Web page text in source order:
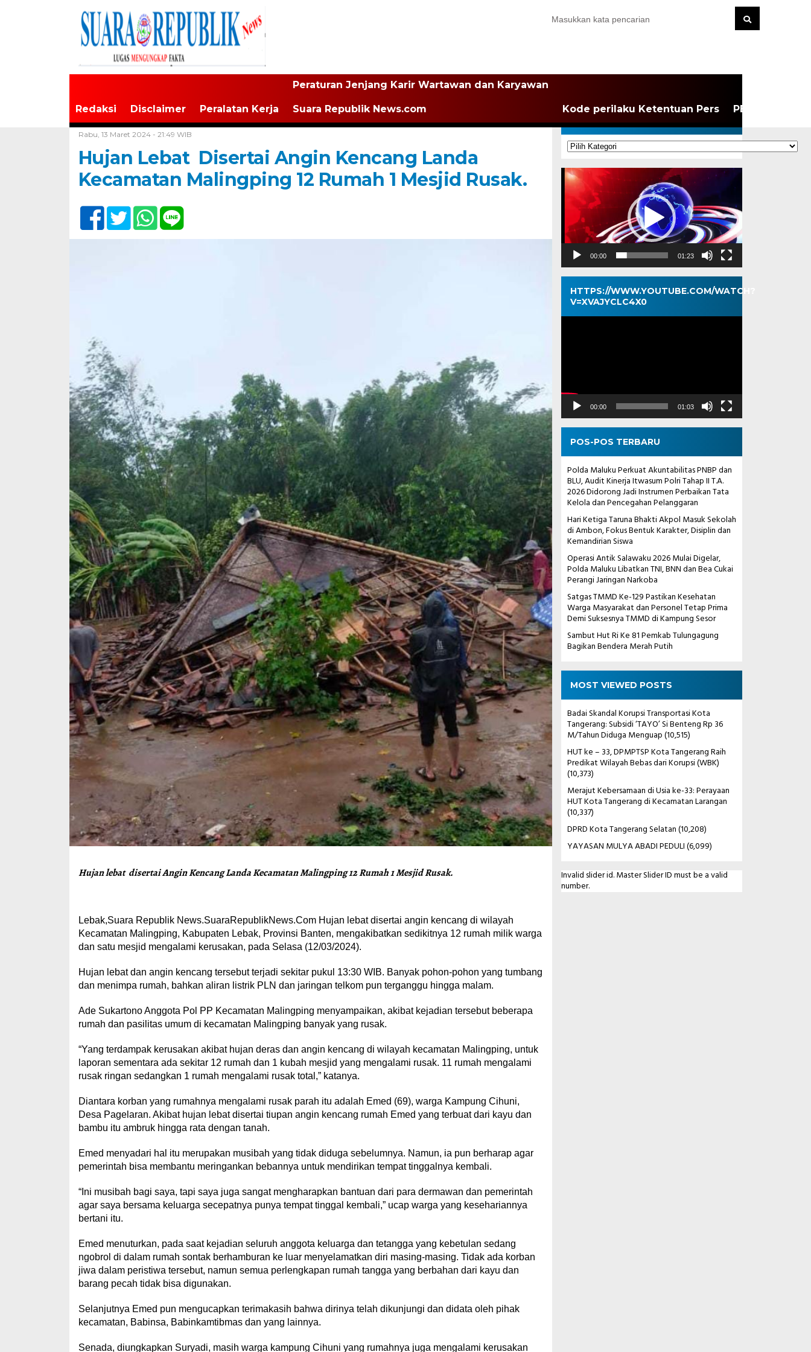
Redaksi Disclaimer Peralatan Kerja
Peraturan Jenjang Karir Wartawan dan Karyawan
Suara Republik News.com Kode perilaku Ketentuan Pers PEDOMAN
Rabu, 13 Maret 2024 - 21:49 WIB
Hujan Lebat Disertai Angin Kencang Landa
Kecamatan Malingping 12 Rumah 1 Mesjid Rusak.
Hujan lebat disertai Angin Kencang Landa Kecamatan Malingping 12 Rumah 1 Mesjid Rusak.
Lebak,Suara Republik News.SuaraRepublikNews.Com Hujan lebat disertai angin kencang di wilayah
Kecamatan Malingping, Kabupaten Lebak, Provinsi Banten, mengakibatkan sedikitnya 12 rumah milik warga
dan satu mesjid mengalami kerusakan, pada Selasa (12/03/2024).
Hujan lebat dan angin kencang tersebut terjadi sekitar pukul 13:30 WIB. Banyak pohon-pohon yang tumbang
dan menimpa rumah, bahkan aliran listrik PLN dan jaringan telkom pun terganggu hingga malam.
Ade Sukartono Anggota Pol PP Kecamatan Malingping menyampaikan, akibat kejadian tersebut beberapa
rumah dan pasilitas umum di kecamatan Malingping banyak yang rusak.
“Yang terdampak kerusakan akibat hujan deras dan angin kencang di wilayah kecamatan Malingping, untuk
laporan sementara ada sekitar 12 rumah dan 1 kubah mesjid yang mengalami rusak. 11 rumah mengalami
rusak ringan sedangkan 1 rumah mengalami rusak total,” katanya.
Diantara korban yang rumahnya mengalami rusak parah itu adalah Emed (69), warga Kampung Cihuni,
Desa Pagelaran. Akibat hujan lebat disertai tiupan angin kencang rumah Emed yang terbuat dari kayu dan
bambu itu ambruk hingga rata dengan tanah.
Emed menyadari hal itu merupakan musibah yang tidak diduga sebelumnya. Namun, ia pun berharap agar
pemerintah bisa membantu meringankan bebannya untuk mendirikan tempat tinggalnya kembali.
“Ini musibah bagi saya, tapi saya juga sangat mengharapkan bantuan dari para dermawan dan pemerintah
agar saya bersama keluarga secepatnya punya tempat tinggal kembali,” ucap warga yang kesehariannya
bertani itu.
Emed menuturkan, pada saat kejadian seluruh anggota keluarga dan tetangga yang kebetulan sedang
ngobrol di dalam rumah sontak berhamburan ke luar menyelamatkan diri masing-masing. Tidak ada korban
jiwa dalam peristiwa tersebut, namun semua perlengkapan rumah tangga yang berbahan dari kayu dan
barang pecah tidak bisa digunakan.
Selanjutnya Emed pun mengucapkan terimakasih bahwa dirinya telah dikunjungi dan didata oleh pihak
kecamatan, Babinsa, Babinkamtibmas dan yang lainnya.
Senada, diungkapkan Suryadi, masih warga kampung Cihuni yang rumahnya juga mengalami kerusakan
KATEGORI
Kategori
Pemutar
Video
00:00 01:23
HTTPS://WWW.YOUTUBE.COM/WATCH?
V=XVAJYCLC4X0
Pemutar
00:00 01:03
POS-POS TERBARU
Polda Maluku Perkuat Akuntabilitas PNBP dan
BLU, Audit Kinerja Itwasum Polri Tahap II T.A.
2026 Didorong Jadi Instrumen Perbaikan Tata
Kelola dan Pencegahan Pelanggaran
Hari Ketiga Taruna Bhakti Akpol Masuk Sekolah
di Ambon, Fokus Bentuk Karakter, Disiplin dan
Kemandirian Siswa
Operasi Antik Salawaku 2026 Mulai Digelar,
Polda Maluku Libatkan TNI, BNN dan Bea Cukai
Perangi Jaringan Narkoba
Satgas TMMD Ke-129 Pastikan Kesehatan
Warga Masyarakat dan Personel Tetap Prima
Demi Suksesnya TMMD di Kampung Sesor
Sambut Hut Ri Ke 81 Pemkab Tulungagung
Bagikan Bendera Merah Putih
MOST VIEWED POSTS
Badai Skandal Korupsi Transportasi Kota
Tangerang: Subsidi ‘TAYO’ Si Benteng Rp 36
M/Tahun Diduga Menguap(10,515)
HUT ke – 33, DPMPTSP Kota Tangerang Raih
Predikat Wilayah Bebas dari Korupsi (WBK)
(10,373)
Merajut Kebersamaan di Usia ke-33: Perayaan
HUT Kota Tangerang di Kecamatan Larangan
(10,337)
DPRD Kota Tangerang Selatan(10,208)
YAYASAN MULYA ABADI PEDULI(6,099)
Invalid slider id. Master Slider ID must be a valid
number.